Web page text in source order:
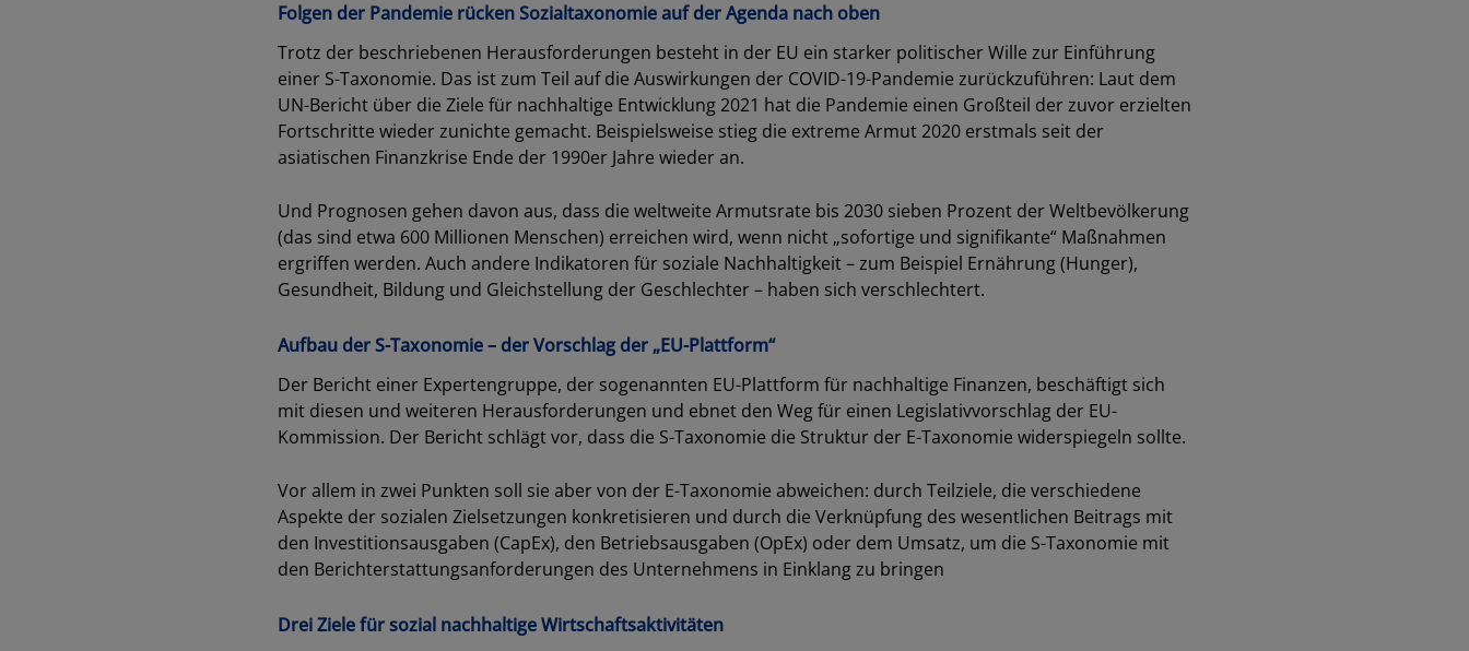
Folgen der Pandemie rücken Sozialtaxonomie auf der Agenda nach oben
Trotz der beschriebenen Herausforderungen besteht in der EU ein starker politischer Wille zur Einführung
einer S-Taxonomie. Das ist zum Teil auf die Auswirkungen der COVID-19-Pandemie zurückzuführen: Laut dem
UN-Bericht über die Ziele für nachhaltige Entwicklung 2021 hat die Pandemie einen Großteil der zuvor erzielten
Fortschritte wieder zunichte gemacht. Beispielsweise stieg die extreme Armut 2020 erstmals seit der
asiatischen Finanzkrise Ende der 1990er Jahre wieder an.
Und Prognosen gehen davon aus, dass die weltweite Armutsrate bis 2030 sieben Prozent der Weltbevölkerung
(das sind etwa 600 Millionen Menschen) erreichen wird, wenn nicht „sofortige und signifikante“ Maßnahmen
ergriffen werden. Auch andere Indikatoren für soziale Nachhaltigkeit – zum Beispiel Ernährung (Hunger),
Gesundheit, Bildung und Gleichstellung der Geschlechter – haben sich verschlechtert.
Aufbau der S-Taxonomie – der Vorschlag der „EU-Plattform“
Der Bericht einer Expertengruppe, der sogenannten EU-Plattform für nachhaltige Finanzen, beschäftigt sich
mit diesen und weiteren Herausforderungen und ebnet den Weg für einen Legislativvorschlag der EU-
Kommission. Der Bericht schlägt vor, dass die S-Taxonomie die Struktur der E-Taxonomie widerspiegeln sollte.
Vor allem in zwei Punkten soll sie aber von der E-Taxonomie abweichen: durch Teilziele, die verschiedene
Aspekte der sozialen Zielsetzungen konkretisieren und durch die Verknüpfung des wesentlichen Beitrags mit
den Investitionsausgaben (CapEx), den Betriebsausgaben (OpEx) oder dem Umsatz, um die S-Taxonomie mit
den Berichterstattungsanforderungen des Unternehmens in Einklang zu bringen
Drei Ziele für sozial nachhaltige Wirtschaftsaktivitäten
Los